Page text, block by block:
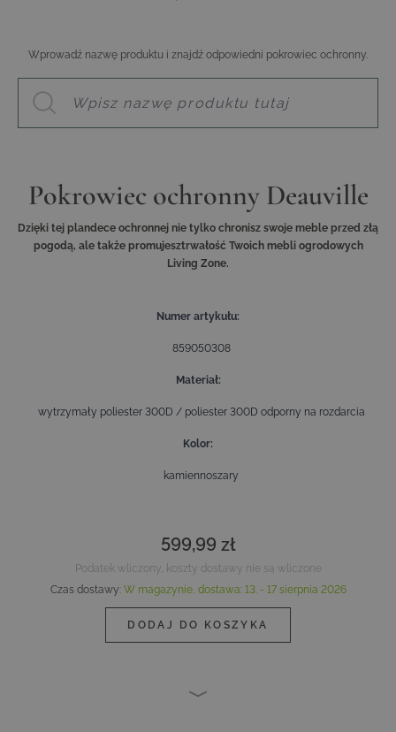
Wprowadź nazwę produktu i znajdź odpowiedni pokrowiec ochronny.
Pokrowiec ochronny Deauville
Dzięki tej plandece ochronnej nie tylko chronisz swoje meble przed złą
pogodą, ale także promujesztrwałość Twoich mebli ogrodowych
Living Zone.
Numer artykułu
859050308
Materiał
wytrzymały poliester 300D / poliester 300D odporny na rozdarcia
Kolor
kamiennoszary
599,99 zł
Podatek wliczony, koszty dostawy nie są wliczone
Czas dostawy: W magazynie, dostawa: 13. - 17 sierpnia 2026
DODAJ DO KOSZYKA